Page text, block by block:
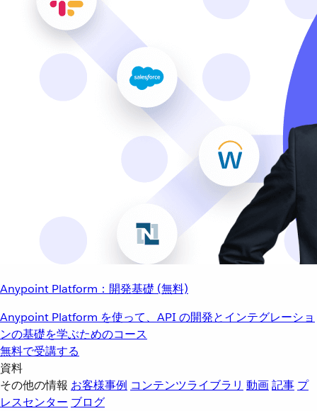
Anypoint Platform：開発基礎 (無料)
Anypoint Platform を使って、API の開発とインテグレーショ
ンの基礎を学ぶためのコース
無料で受講する
資料
その他の情報 お客様事例 コンテンツライブラリ 動画記事 プ
レスセンター ブログ